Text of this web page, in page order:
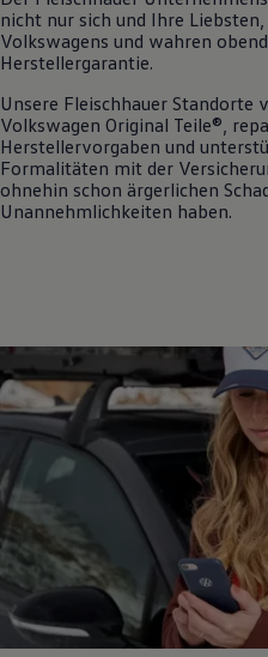
Motorenöl
Räder und
Pannen- und
Volkswagen
Zubehör
Schutz und
Transport
Entertainment
Handy und
Updates für
Über Ihr Auto
Volkswagen
Warn- und
Digitale
Live Beratung
Magazin
Lifestyle
Transport
Familie
nicht nur sich und Ihre
Volkswagens und wahren
Herstellergarantie.
Unsere Fleischhauer Standorte
Volkswagen Original Teile®,
Herstellervorgaben und
Formalitäten mit der
ohnehin schon ärgerlichen
Unannehmlichkeiten haben.